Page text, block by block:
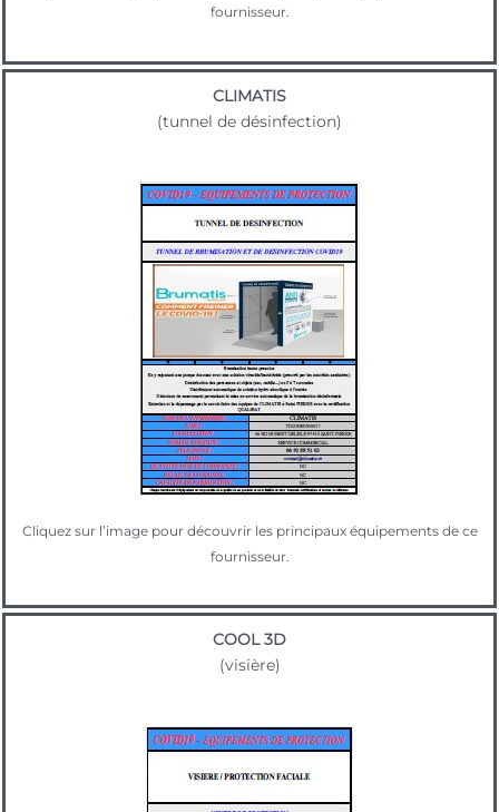
fournisseur.
CLIMATIS
(tunnel de désinfection)
Cliquez sur l’image pour découvrir les principaux équipements de ce
fournisseur.
COOL 3D
(visière)